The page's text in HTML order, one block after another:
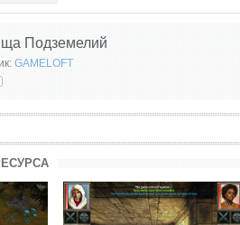
Подземелий
GAMELOFT